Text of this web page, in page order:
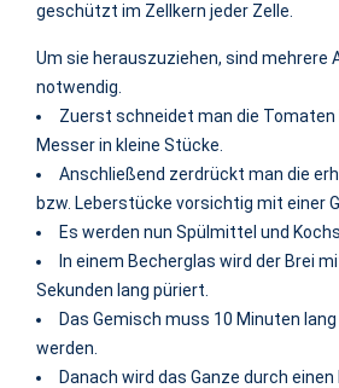
geschützt im Zellkern jeder Zelle.
Um sie herauszuziehen, sind mehrere
notwendig.
Zuerst schneidet man die Tomaten
Messer in kleine Stücke.
Anschließend zerdrückt man die
bzw. Leberstücke vorsichtig mit einer
Es werden nun Spülmittel und
In einem Becherglas wird der Brei
Sekunden lang püriert.
Das Gemisch muss 10 Minuten
werden.
Danach wird das Ganze durch